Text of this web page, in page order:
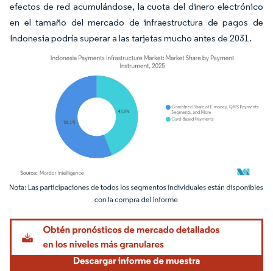
efectos de red acumulándose, la cuota del dinero electrónico
en el tamaño del mercado de infraestructura de pagos de
Indonesia podría superar a las tarjetas mucho antes de 2031.
Imagen © Mordor Intelligence. El uso requiere atribución según CC BY 4.0.